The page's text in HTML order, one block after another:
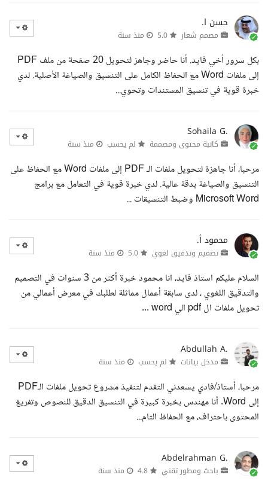
حسن ا.
مصمم شعار منذ سنة
بكل سرور أخي فايد. أنا حاضر وجاهز لتحويل 20 صفحة من ملف PDF
إلى ملفات Word مع الحفاظ الكامل على التنسيق والصياغة الأصلية. لدي
خبرة قوية في تنسيق المستندات وتحوي...
Sohaila G.
كاتبة محتوى ومصممة لم يحسب منذ سنة
مرحبا، أنا جاهزة لتحويل ملفات الـ PDF إلى ملفات Word مع الحفاظ على
التنسيق والصياغة بدقة عالية. لدي خبرة قوية في التعامل مع برامج
Microsoft Word وضبط التنسيقات ...
محمود أ.
تصميم وتدقيق لغوي منذ سنة
السلام عليكم استاذ فايد، انا محمود خبرة أكثر من 3 سنوات في التصميم
والتدقيق اللغوي ، لدى سابقة أعمال مماثلة لطلبك في معرض أعمالي من
تحويل ملفات ال pdf الي word ...
Abdullah A.
مدخل بيانات لم يحسب منذ سنة
مرحبا، أستاذ/فادي يسعدني التقدم لتنفيذ مشروع تحويل ملفات الـPDF
إلى Word. أنا مهندس بخبرة كبيرة في التنسيق الدقيق للنصوص وتفريغ
المحتوى باحتراف، مع الحفاظ التام...
Abdelrahman G.
باحث ومطور تقني منذ سنة